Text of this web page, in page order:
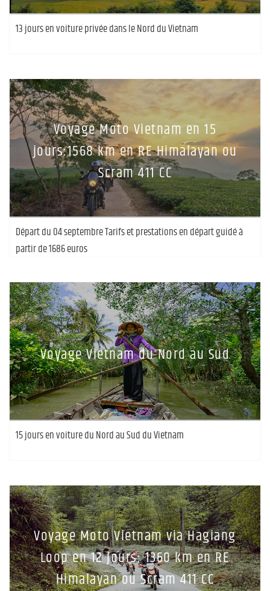
13 jours en voiture privée dans le Nord du Vietnam
Voyage Moto Vietnam en 15
jours:1568 km en RE Himalayan ou
Scram 411 CC
Départ du 04 septembre Tarifs et prestations en départ guidé à
partir de 1686 euros
Voyage Vietnam du Nord au Sud
15 jours en voiture du Nord au Sud du Vietnam
Voyage Moto Vietnam via Hagiang
Loop en 12 jours: 1360 km en RE
Himalayan ou Scram 411 CC